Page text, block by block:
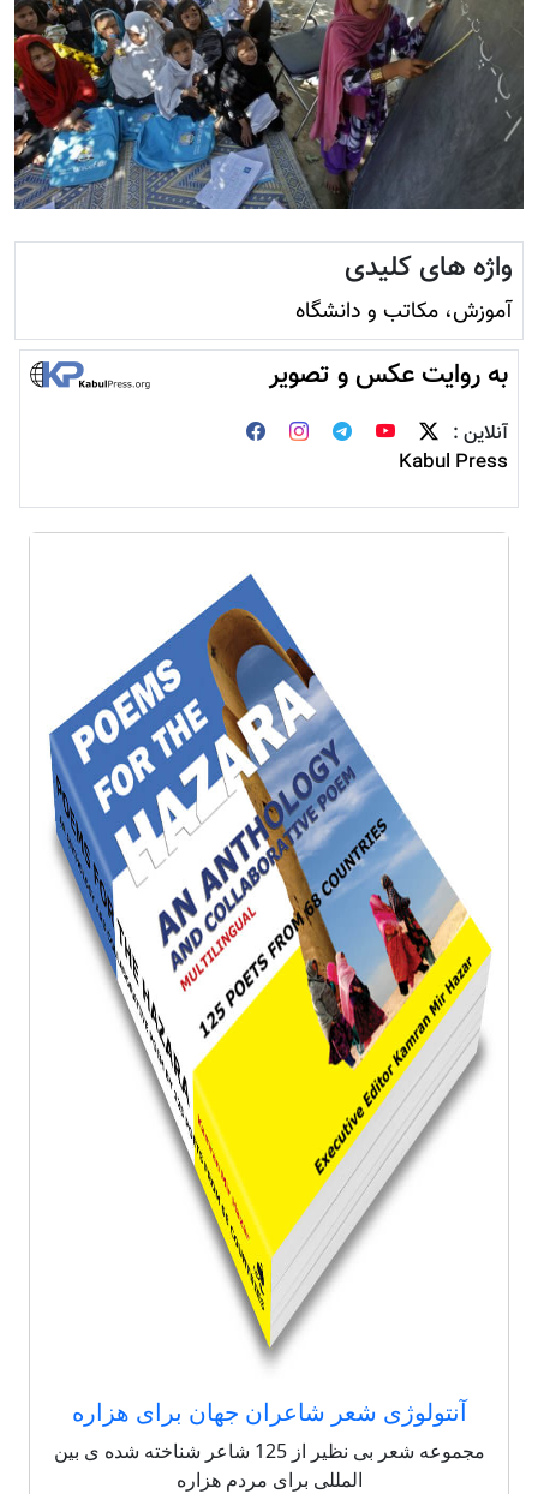
واژه های کلیدی
آموزش، مکاتب و دانشگاه
به روایت عکس و تصویر
آنلاین :
Kabul Press
آنتولوژی شعر شاعران جهان برای هزاره
مجموعه شعر بی نظیر از 125 شاعر شناخته شده ی بین
المللی برای مردم هزاره